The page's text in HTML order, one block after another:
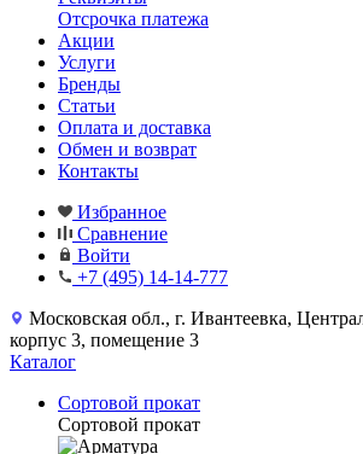
Отсрочка платежа
Акции
Услуги
Бренды
Статьи
Оплата и доставка
Обмен и возврат
Контакты
Избранное
Сравнение
Войти
+7 (495) 14-14-777
Московская обл., г. Ивантеевка,
корпус 3, помещение 3
Каталог
Сортовой прокат
Сортовой прокат